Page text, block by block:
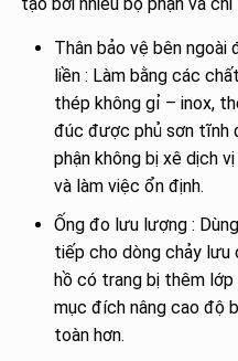
Thân bảo vệ bên ngoài
liền : Làm bằng các
thép không gỉ – inox,
đúc được phủ sơn tĩnh
phận không bị xê dịch
và làm việc ổn định.
Ống đo lưu lượng :
tiếp cho dòng chảy lưu
hồ có trang bị thêm
mục đích nâng cao độ
toàn hơn.